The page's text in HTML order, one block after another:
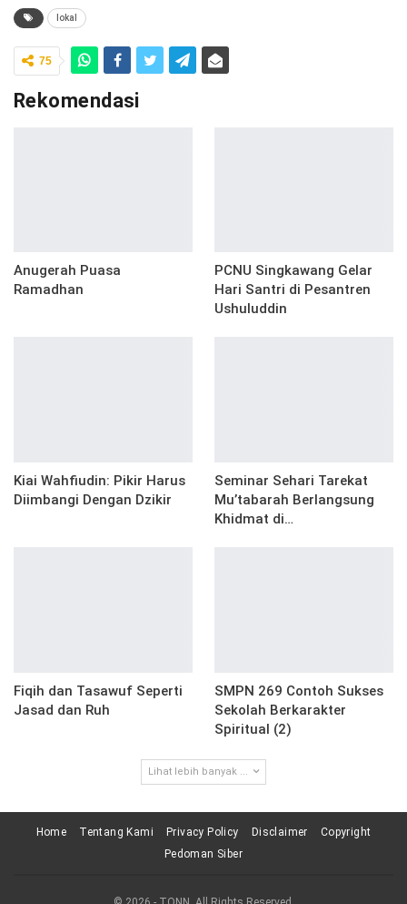
lokal
75
Rekomendasi
Anugerah Puasa
Ramadhan
PCNU Singkawang Gelar
Hari Santri di Pesantren
Ushuluddin
Kiai Wahfiudin: Pikir Harus
Diimbangi Dengan Dzikir
Seminar Sehari Tarekat
Mu’tabarah Berlangsung
Khidmat di…
Fiqih dan Tasawuf Seperti
Jasad dan Ruh
SMPN 269 Contoh Sukses
Sekolah Berkarakter
Spiritual (2)
Lihat lebih banyak ...
Home Tentang Kami Privacy Policy Disclaimer
Copyright
Pedoman Siber